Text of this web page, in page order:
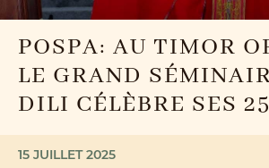
POSPA: AU TIMOR
LE GRAND
DILI CÉLÈBRE SES
15 JUILLET 2025